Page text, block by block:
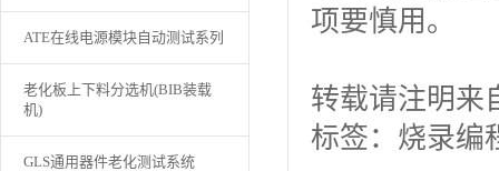
ATE在线电源模块自动测试系列
老化板上下料分选机(BIB装载
机)
GLS通用器件老化测试系统
项要慎用。
转载请注明来
标签：烧录编